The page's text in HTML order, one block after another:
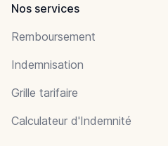
Nos services
Remboursement
Indemnisation
Grille tarifaire
Calculateur d'Indemnité